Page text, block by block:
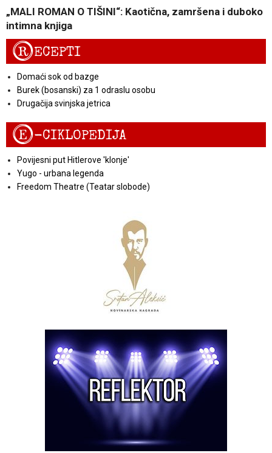
„MALI ROMAN O TIŠINI“: Kaotična, zamršena i duboko
intimna knjiga
RECEPTI
Domaći sok od bazge
Burek (bosanski) za 1 odraslu osobu
Drugačija svinjska jetrica
E-CIKLOPEDIJA
Povijesni put Hitlerove 'klonje'
Yugo - urbana legenda
Freedom Theatre (Teatar slobode)